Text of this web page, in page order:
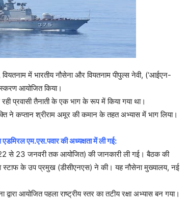
में भारतीय नौसेना और वियतनाम पीपुल्स नेवी, (‘आईएन-
आयोजित किया।
प्रवासी तैनाती के एक भाग के रूप में किया गया था।
कप्तान श्रीराम अमूर की कमान के तहत अभ्यास में भाग लिया।
एडमिरल एम.एस.पवार की अध्यक्षता में ली गई:
से 23 जनवरी तक आयोजित) की जानकारी ली गई। बैठक की
स्टाफ के उप प्रमुख (डीसीएनएस) ने की। यह नौसेना मुख्यालय, नई
आयोजित पहला राष्ट्रीय स्तर का तटीय रक्षा अभ्यास बन गया।